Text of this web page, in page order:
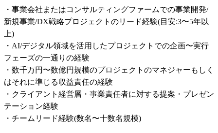
・事業会社またはコンサルティングファームでの事業開発/
新規事業/DX戦略プロジェクトのリード経験(目安:3〜5年以
上)
・AI/デジタル領域を活用したプロジェクトでの企画〜実行
フェーズの一通りの経験
・数千万円〜数億円規模のプロジェクトのマネジャーもしく
はそれに準じる収益責任の経験
・クライアント経営層・事業責任者に対する提案・プレゼン
テーション経験
・チームリード経験(数名〜十数名規模)